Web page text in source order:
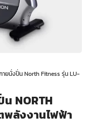
ยนั่งปั่น North Fitness รุ่น LU-
NORTH
พลังงานไฟฟ้า